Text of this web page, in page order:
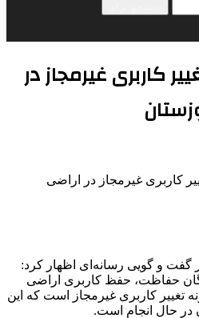
مورد تغییر کاربری غیرمجاز در
و گویی رسانه‌ای اظهار کرد:
حفاظت، حفظ کاربری اراضی
تغییر کاربری غیرمجاز است که این
در حال انجام است.